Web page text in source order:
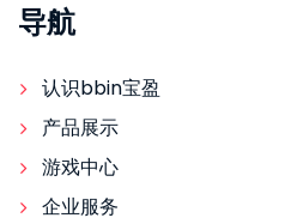
导航
认识bbin宝盈
产品展示
游戏中心
企业服务